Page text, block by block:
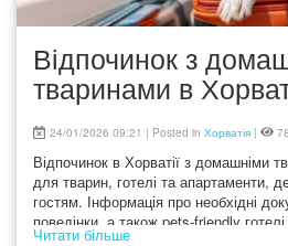
Відпочинок з
тваринами в
24/01/2026 09:21 | Posted in Хорватія |
Відпочинок в Хорватії з домашніми
для тварин, готелі та апартаменти,
гостям. Інформація про необхідні
поведінки, а також pets-friendly готелі
Читати більше